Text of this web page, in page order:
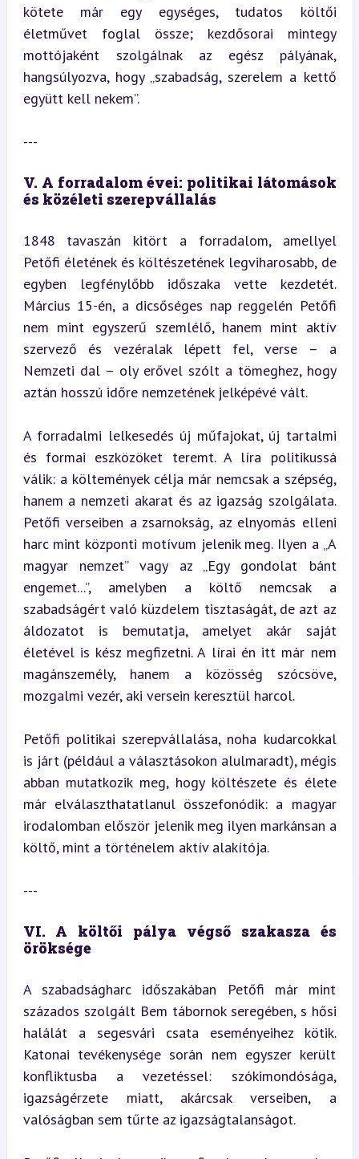
kötete már egy egységes, tudatos költői
életművet foglal össze; kezdősorai mintegy
mottójaként szolgálnak az egész pályának,
hangsúlyozva, hogy „szabadság, szerelem a kettő
együtt kell nekem”.
---
V. A forradalom évei: politikai látomások
és közéleti szerepvállalás
1848 tavaszán kitört a forradalom, amellyel
Petőfi életének és költészetének legviharosabb, de
egyben legfénylőbb időszaka vette kezdetét.
Március 15-én, a dicsőséges nap reggelén Petőfi
nem mint egyszerű szemlélő, hanem mint aktív
szervező és vezéralak lépett fel, verse – a
Nemzeti dal – oly erővel szólt a tömeghez, hogy
aztán hosszú időre nemzetének jelképévé vált.
A forradalmi lelkesedés új műfajokat, új tartalmi
és formai eszközöket teremt. A líra politikussá
válik: a költemények célja már nemcsak a szépség,
hanem a nemzeti akarat és az igazság szolgálata.
Petőfi verseiben a zsarnokság, az elnyomás elleni
harc mint központi motívum jelenik meg. Ilyen a „A
magyar nemzet” vagy az „Egy gondolat bánt
engemet...”, amelyben a költő nemcsak a
szabadságért való küzdelem tisztaságát, de azt az
áldozatot is bemutatja, amelyet akár saját
életével is kész megfizetni. A lírai én itt már nem
magánszemély, hanem a közösség szócsöve,
mozgalmi vezér, aki versein keresztül harcol.
Petőfi politikai szerepvállalása, noha kudarcokkal
is járt (például a választásokon alulmaradt), mégis
abban mutatkozik meg, hogy költészete és élete
már elválaszthatatlanul összefonódik: a magyar
irodalomban először jelenik meg ilyen markánsan a
költő, mint a történelem aktív alakítója.
---
VI. A költői pálya végső szakasza és
öröksége
A szabadságharc időszakában Petőfi már mint
százados szolgált Bem tábornok seregében, s hősi
halálát a segesvári csata eseményeihez kötik.
Katonai tevékenysége során nem egyszer került
konfliktusba a vezetéssel: szókimondósága,
igazságérzete miatt, akárcsak verseiben, a
valóságban sem tűrte az igazságtalanságot.